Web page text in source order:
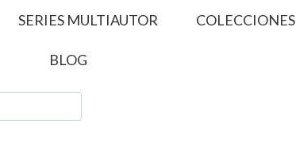
SERIES MULTIAUTOR COLECCIONES
BLOG